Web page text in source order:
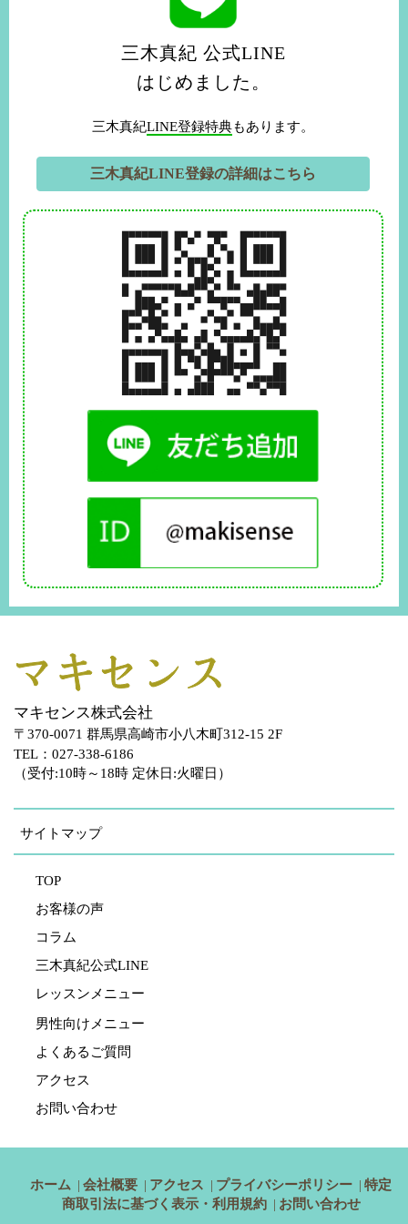
三木真紀 公式LINE
はじめました。
三木真紀LINE登録特典もあります。
三木真紀LINE登録の詳細はこちら
マキセンス株式会社
〒370-0071 群馬県高崎市小八木町312-15 2F
TEL：027-338-6186
（受付:10時～18時 定休日:火曜日）
サイトマップ
TOP
お客様の声
コラム
三木真紀公式LINE
レッスンメニュー
男性向けメニュー
よくあるご質問
アクセス
お問い合わせ
ホーム 会社概要 アクセス プライバシーポリシー
特定
商取引法に基づく表示・利用規約
お問い合わせ